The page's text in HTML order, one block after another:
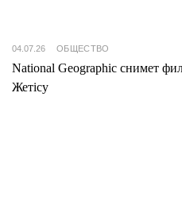
04.07.26 ОБЩЕСТВО
National Geographic снимет
Жетісу